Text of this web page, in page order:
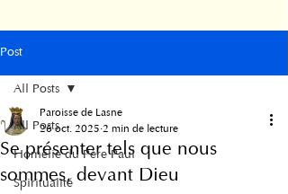
Post
All Posts
Homélie du Père Paul
Spiritualité
All Posts
Se présenter tels que nous
sommes, devant Dieu
Paroisse de Lasne
26 oct. 2025 2 min de lecture